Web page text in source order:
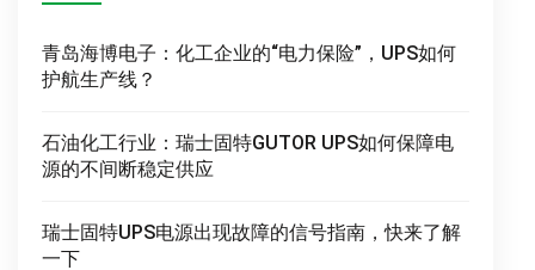
青岛海博电子：化工企业的“电力保险”，UPS如何
护航生产线？
石油化工行业：瑞士固特GUTOR UPS如何保障电
源的不间断稳定供应
瑞士固特UPS电源出现故障的信号指南，快来了解
一下